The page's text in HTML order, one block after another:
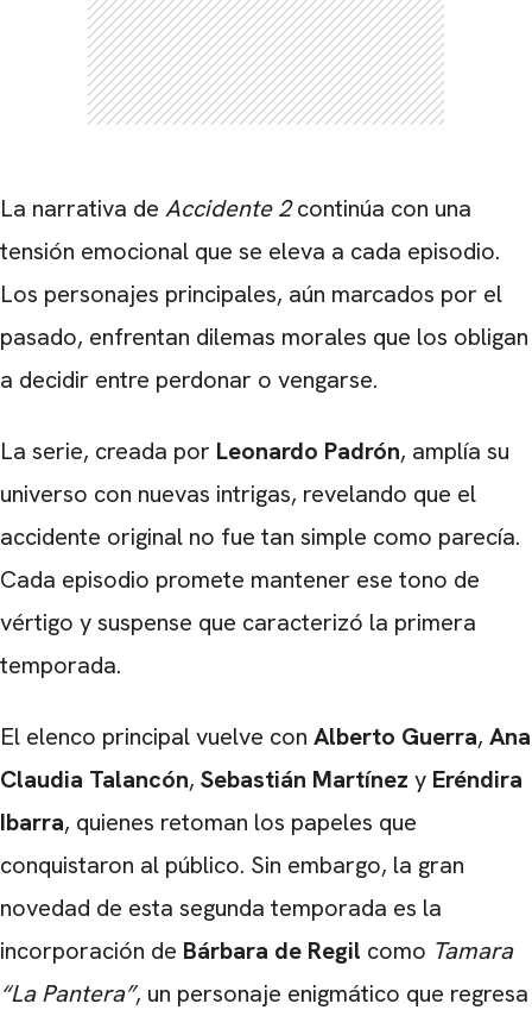
La narrativa de Accidente 2continúa con una
tensión emocional que se eleva a cada episodio.
Los personajes principales, aún marcados por el
pasado, enfrentan dilemas morales que los obligan
a decidir entre perdonar o vengarse.
La serie, creada por Leonardo Padrón, amplía su
universo con nuevas intrigas, revelando que el
accidente original no fue tan simple como parecía.
Cada episodio promete mantener ese tono de
vértigo y suspense que caracterizó la primera
temporada.
El elenco principal vuelve con Alberto Guerra, Ana
Claudia Talancón, Sebastián Martínez y Eréndira
Ibarra, quienes retoman los papeles que
conquistaron al público. Sin embargo, la gran
novedad de esta segunda temporada es la
incorporación de Bárbara de Regil como Tamara
“La Pantera”, un personaje enigmático que regresa